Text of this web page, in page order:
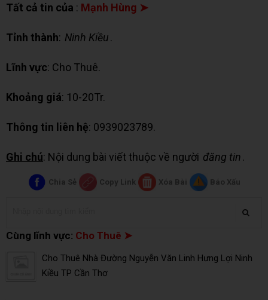
Tất cả tin của : Mạnh Hùng ➤
Tỉnh thành: Ninh Kiều.
Lĩnh vực: Cho Thuê.
Khoảng giá: 10-20Tr.
Thông tin liên hệ: 0939023789.
Ghi chú: Nội dung bài viết thuộc về người đăng tin.
Chia Sẻ Copy Link Xóa Bài Báo Xấu
Cùng lĩnh vực: Cho Thuê ➤
Cho Thuê Nhà Đường Nguyễn Văn Linh Hưng Lợi Ninh
Kiều TP Cần Thơ